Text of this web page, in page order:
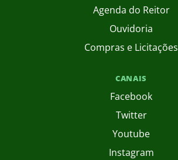
Agenda do Reitor
Ouvidoria
Compras e Licitações
CANAIS
Facebook
Twitter
Youtube
Instagram